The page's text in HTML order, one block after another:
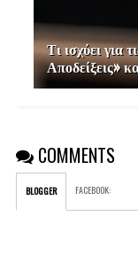
Τι ισχύει για
Αποδείξεις»
COMMENTS
BLOGGER FACEBOOK: